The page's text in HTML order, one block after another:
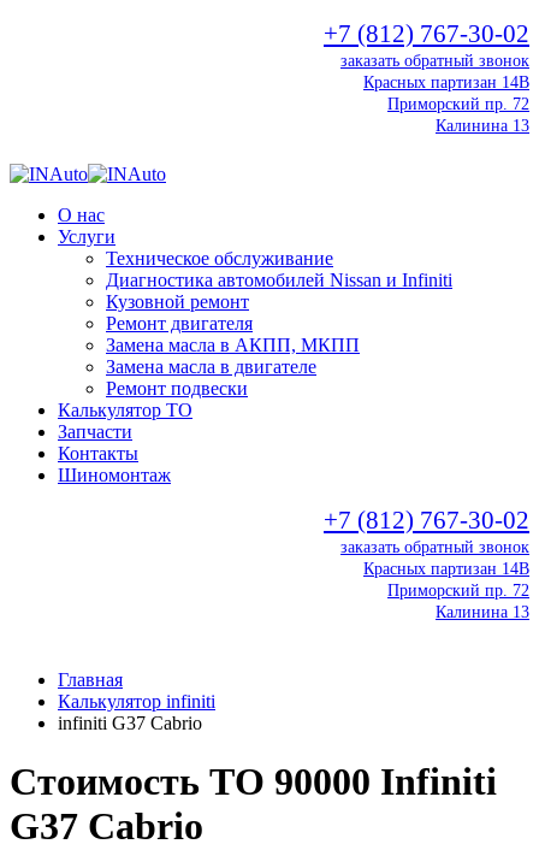
+7 (812) 767-30-02
заказать обратный звонок
Красных партизан 14В
Приморский пр. 72
Калинина 13
О нас
Услуги
Техническое обслуживание
Диагностика автомобилей Nissan и Infiniti
Кузовной ремонт
Ремонт двигателя
Замена масла в АКПП, МКПП
Замена масла в двигателе
Ремонт подвески
Калькулятор ТО
Запчасти
Контакты
Шиномонтаж
+7 (812) 767-30-02
заказать обратный звонок
Красных партизан 14В
Приморский пр. 72
Калинина 13
Главная
Калькулятор infiniti
infiniti G37 Cabrio
Стоимость ТО 90000 Infiniti
G37 Cabrio